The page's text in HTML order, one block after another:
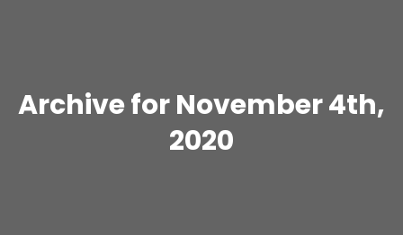
Archive for November 4th,
2020